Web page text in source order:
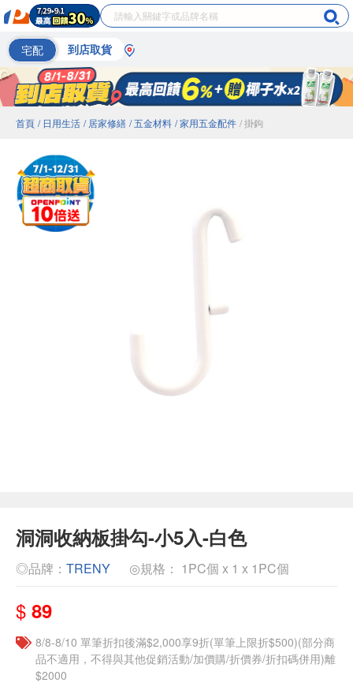
宅配 到店取貨
首頁 / 日用生活 / 居家修繕 / 五金材料 / 家用五金配件 / 掛鉤
洞洞收納板掛勾-小5入-白色
◎品牌： TRENY ◎規格： 1PC個 x 1 x 1PC個
$ 89
8/8-8/10 單筆折扣後滿$2,000享9折(單筆上限折$500)(部分商
品不適用，不得與其他促銷活動/加價購/折價券/折扣碼併用)離
$2000